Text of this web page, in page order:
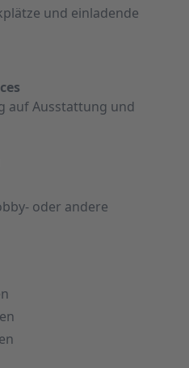
und einladende
auf Ausstattung und
oder andere